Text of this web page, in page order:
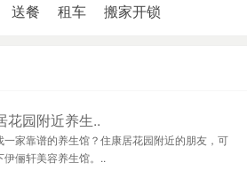
送餐 租车 搬家开锁
花园附近养生..
一家靠谱的养生馆？住康居花园附近的朋友，可
伊俪轩美容养生馆。..